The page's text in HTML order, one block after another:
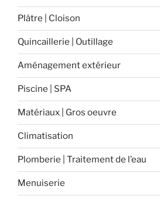
Plâtre | Cloison
Quincaillerie | Outillage
Aménagement extérieur
Piscine | SPA
Matériaux | Gros oeuvre
Climatisation
Plomberie | Traitement de l’eau
Menuiserie